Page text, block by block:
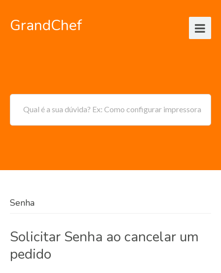
GrandChef
Qual é a sua dúvida? Ex: Como configurar impressora
Senha
Solicitar Senha ao cancelar um
pedido